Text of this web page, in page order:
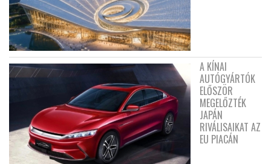
A KÍNAI
AUTÓGYÁRTÓK
ELŐSZÖR
MEGELŐZTÉK
JAPÁN
RIVÁLISAIKAT AZ
EU PIACÁN